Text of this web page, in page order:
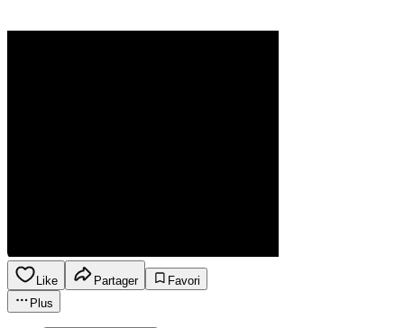
Like Partager
Favori
Plus